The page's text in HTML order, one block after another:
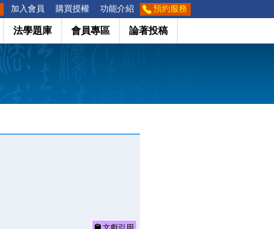
加入會員 購買授權 功能介紹 預約服務
法學題庫 會員專區 論著投稿